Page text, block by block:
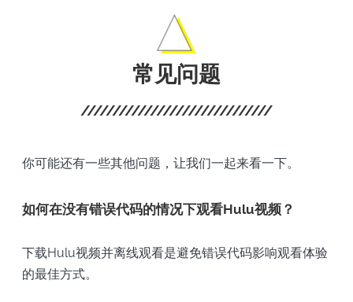
常见问题
你可能还有一些其他问题，让我们一起来看一下。
如何在没有错误代码的情况下观看Hulu视频？
下载Hulu视频并离线观看是避免错误代码影响观看体验
的最佳方式。